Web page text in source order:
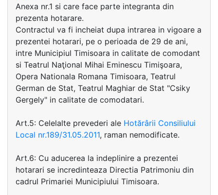
Anexa nr.1 si care face parte integranta din
prezenta hotarare.
Contractul va fi incheiat dupa intrarea in vigoare a
prezentei hotarari, pe o perioada de 29 de ani,
intre Municipiul Timisoara in calitate de comodant
si Teatrul Naţional Mihai Eminescu Timişoara,
Opera Nationala Romana Timisoara, Teatrul
German de Stat, Teatrul Maghiar de Stat "Csiky
Gergely" in calitate de comodatari.
Art.5: Celelalte prevederi ale Hotărârii Consiliului
Local nr.189/31.05.2011, raman nemodificate.
Art.6: Cu aducerea la indeplinire a prezentei
hotarari se incredinteaza Directia Patrimoniu din
cadrul Primariei Municipiului Timisoara.